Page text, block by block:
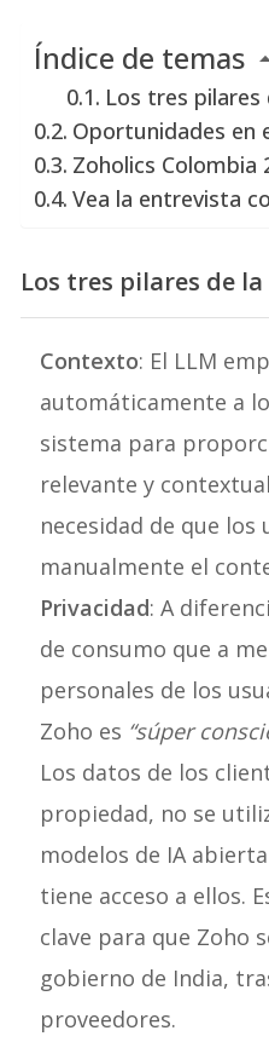
Índice de temas
Los tres pilares
Oportunidades en
Zoholics Colombia
Vea la entrevista
Los tres pilares de la
Contexto: El LLM
automáticamente a
sistema para
relevante y
necesidad de que
manualmente el
Privacidad: A
de consumo que a
personales de los
Zoho es “súper
Los datos de los
propiedad, no se
modelos de IA
tiene acceso a ellos.
clave para que Zoho
gobierno de India,
proveedores.